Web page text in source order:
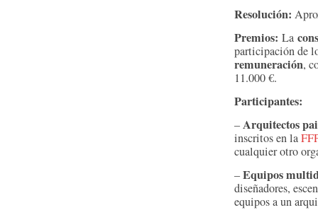
Resolución:
Premios: La
participación de
remuneración,
11.000 €.
Participantes:
–Arquitectos
inscritos en laFFP
cualquier otro
–Equipos
diseñadores,
equipos a un